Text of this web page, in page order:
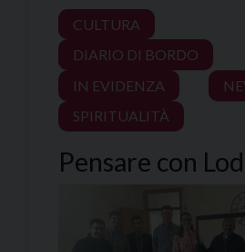
CULTURA
DIARIO DI BORDO
IN EVIDENZA
SPIRITUALITÀ
Pensare con